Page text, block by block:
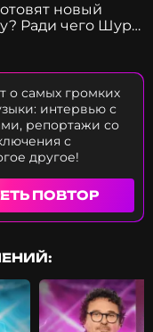
новый
Ради чего Шура
хейтили
провёл гендер-
будущие
Сколько стоит
— прямо
о самых громких
интервью с
репортажи со
с
другое!
ПОВТОР